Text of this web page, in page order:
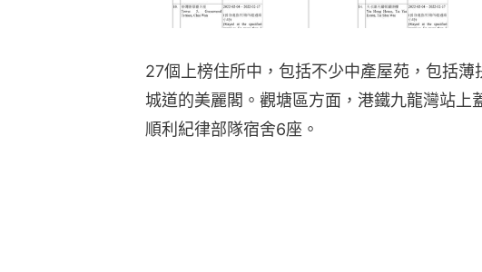
27個上榜住所中，包括不少中產屋苑，包括
城道的美麗閣。觀塘區方面，港鐵九龍灣站上
順利紀律部隊宿舍6座。